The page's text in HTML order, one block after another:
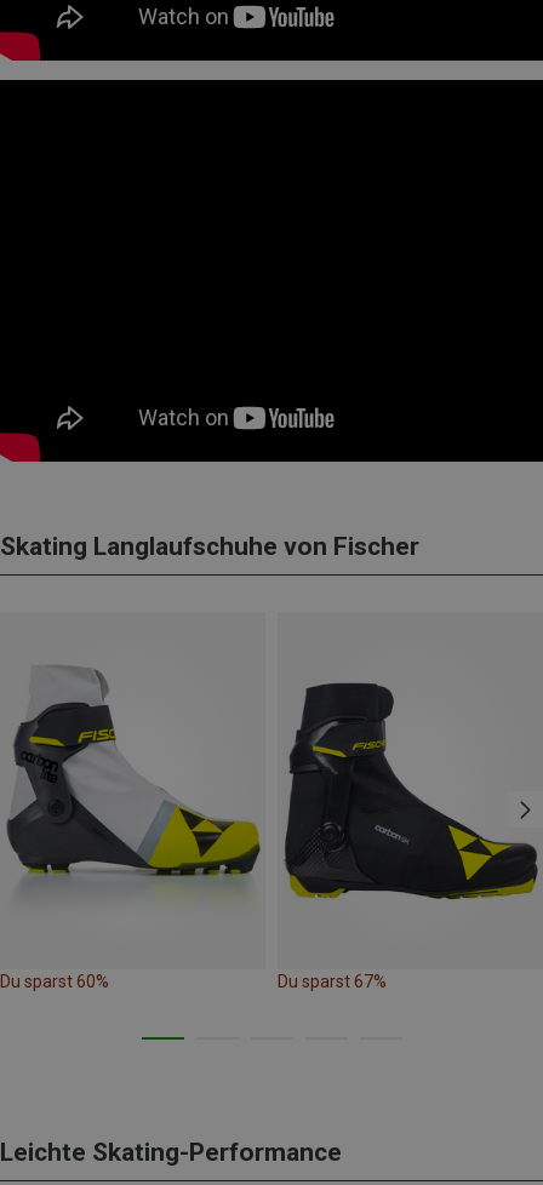
Skating Langlaufschuhe von Fischer
Du sparst 60% Du sparst 67%
Leichte Skating-Performance